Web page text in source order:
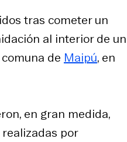
tras cometer un
al interior de un
de Maipú, en
en gran medida,
por